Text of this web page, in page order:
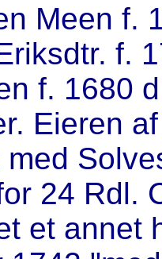
Meen f.
f.
f. 1680
Eieren
med
24 Rdl.
et annet